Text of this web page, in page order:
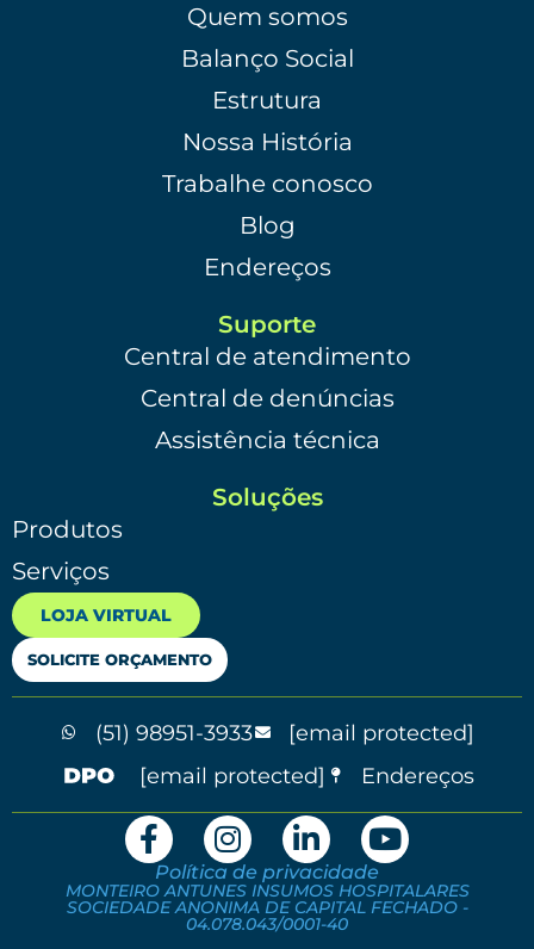
Quem somos
Balanço Social
Estrutura
Nossa História
Trabalhe conosco
Blog
Endereços
Suporte
Central de atendimento
Central de denúncias
Assistência técnica
Soluções
Produtos
Serviços
LOJA VIRTUAL
SOLICITE ORÇAMENTO
(51) 98951-3933
[email protected]
[email protected]
Endereços
Política de privacidade
MONTEIRO ANTUNES INSUMOS HOSPITALARES
SOCIEDADE ANONIMA DE CAPITAL FECHADO -
04.078.043/0001-40